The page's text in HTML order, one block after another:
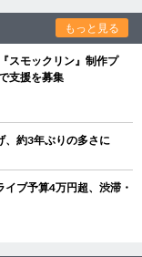
もっと見る
スモックリン』制作プ
支援を募集
、約3年ぶりの多さに
ブ予算4万円超、渋滞・